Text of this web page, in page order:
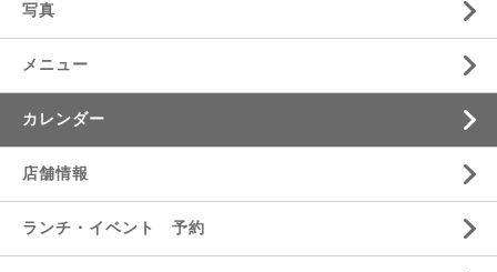
写真
メニュー
カレンダー
店舗情報
ランチ・イベント 予約